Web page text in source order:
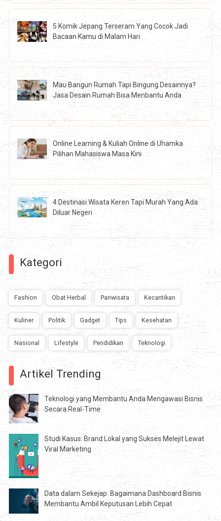
5 Komik Jepang Terseram Yang Cocok Jadi
Bacaan Kamu di Malam Hari
Mau Bangun Rumah Tapi Bingung Desainnya?
Jasa Desain Rumah Bisa Menbantu Anda
Online Learning & Kuliah Online di Uhamka
Pilihan Mahasiswa Masa Kini
4 Destinasi Wisata Keren Tapi Murah Yang Ada
Diluar Negeri
Kategori
Fashion Obat Herbal Pariwisata Kecantikan
Kuliner Politik Gadget Tips Kesehatan
Nasional Lifestyle Pendidikan Teknologi
Artikel Trending
Teknologi yang Membantu Anda Mengawasi Bisnis
Secara Real-Time
Studi Kasus: Brand Lokal yang Sukses Melejit Lewat
Viral Marketing
Data dalam Sekejap: Bagaimana Dashboard Bisnis
Membantu Ambil Keputusan Lebih Cepat